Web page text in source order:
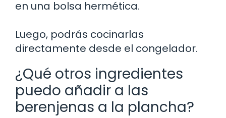
en una bolsa hermética.
Luego, podrás cocinarlas
directamente desde el congelador.
¿Qué otros ingredientes
puedo añadir a las
berenjenas a la plancha?